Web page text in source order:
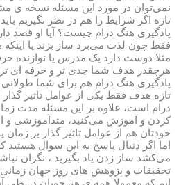
نمی‌توان در مورد این مسئله نسخه ی
تازه اگر شرایط را هم در نظر نگیریم
یادگیری هنگ درام چیست؟ آیا او قصد
فقط چون لذت می‌برد ساز بزند یا
مثلا دوست دارد یک مدرس یا نوازنده
هرچقدر هدف شما جدی تر و حرفه ای
یادگیری هنگ درام هم برای شما طولانی
تازه هدف فقط یکی از عوامل تاثیر
درام است، علاوه بر این مسئله مدت
کردن و آموزش می‌کنید، متدآموزشی و
خودتان هم از عوامل تاثیر گذار بر زمان
اما اگر دنبال پاسخ به این سوال هستید
می‌کشد ساز زدن یاد بگیرید ، نگران
تحقیقات و پژوهش های روز جهان